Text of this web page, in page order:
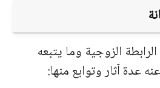
الزوجية وما يتبعه
عدة آثار وتوابع منها: